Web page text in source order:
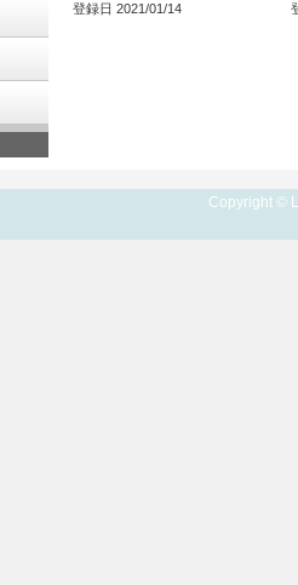
登録日 2021/01/14
Copyright ©